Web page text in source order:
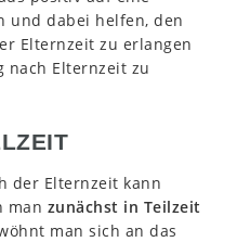
und dabei helfen, den
Elternzeit zu erlangen
nach Elternzeit zu
der Elternzeit kann
man zunächst in Teilzeit
man sich an das